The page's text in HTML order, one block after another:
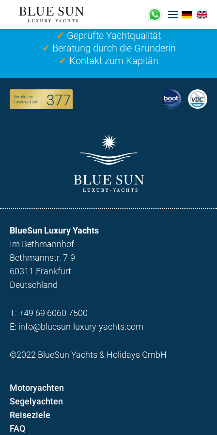
Zum
Inhalt
springen
✓ Geprüfte Yachtqualität
✓ Beratung durch die Gründerin
✓ Kontakt zum Kapitän
377
BlueSun Luxury Yachts
Im Bethmannhof
Bethmannstr. 7-9
60311 Frankfurt
Deutschland
T: +49 69 6060 7500
E: info@bluesun-luxury-yachts.com
©2022 BlueSun Yachts & Holidays GmbH
Motoryachten
Segelyachten
Reiseziele
FAQ